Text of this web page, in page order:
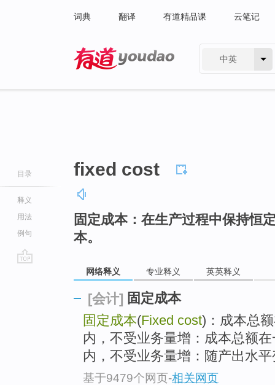
词典 翻译 有道精品课 云笔记
中英
目录
释义
用法
例句
fixed cost
固定成本：在生产过程中保持恒
本。
网络释义 专业释义 英英释义
[会计] 固定成本
固定成本(Fixed cost)：成本总
内，不受业务量增：成本总额
内，不受业务量增：随产出水
基于9479个网页-相关网页